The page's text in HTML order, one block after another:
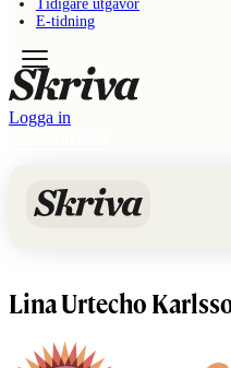
Skip to content
Tidigare utgåvor
E-tidning
Logga in
Lina Urtecho